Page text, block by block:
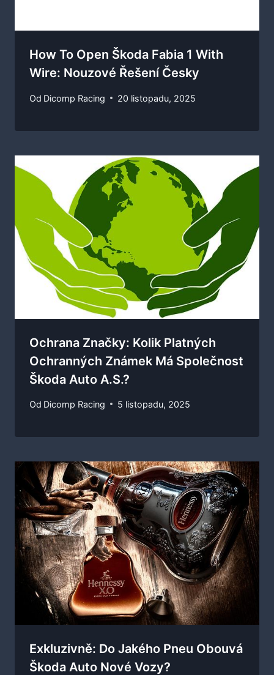
How To Open Škoda Fabia 1 With
Wire: Nouzové Řešení Česky
Od Dicomp Racing 20 listopadu, 2025
Ochrana Značky: Kolik Platných
Ochranných Známek Má Společnost
Škoda Auto A.s.?
Od Dicomp Racing 5 listopadu, 2025
Exkluzivně: Do Jakého Pneu Obouvá
Škoda Auto Nové Vozy?